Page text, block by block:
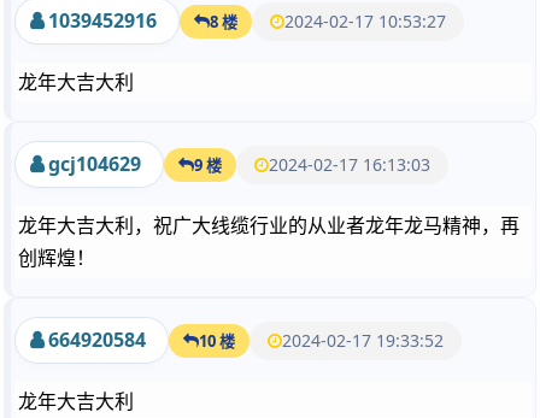
1039452916 8 楼 2024-02-17 10:53:27
龙年大吉大利
gcj104629 9 楼 2024-02-17 16:13:03
龙年大吉大利，祝广大线缆行业的从业者龙年龙马精神，再
创辉煌！
664920584 10 楼 2024-02-17 19:33:52
龙年大吉大利